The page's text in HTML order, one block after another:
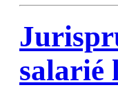
salarié